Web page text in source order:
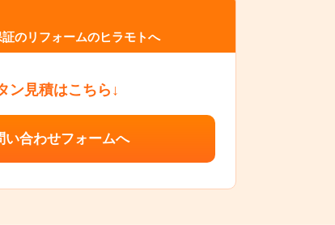
のリフォームのヒラモトへ
ン見積はこちら↓
い合わせフォームへ